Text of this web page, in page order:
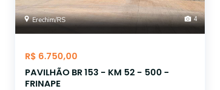
Erechim/RS 4
R$ 6.750,00
PAVILHÃO BR 153 - KM 52 - 500 -
FRINAPE